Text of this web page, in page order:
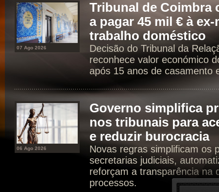
07 Ago 2026
Tribunal de Coimbra
a pagar 45 mil € à
trabalho doméstico
Decisão do Tribunal da
reconhece valor económico
após 15 anos de casamento
06 Ago 2026
Governo simplifica
nos tribunais para
e reduzir burocracia
Novas regras simplificam os
secretarias judiciais,
reforçam a transparência na
processos.